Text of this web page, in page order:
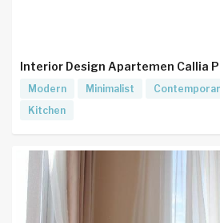
Interior Design Apartemen Callia
Modern Minimalist
Kitchen